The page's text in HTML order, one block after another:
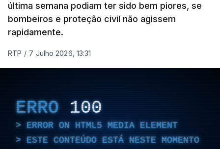
última semana podiam ter sido bem piores, se
bombeiros e proteção civil não agissem
rapidamente.
RTP / 7 Julho 2026, 13:31
ERRO 100
ERROR ON HTML5 MEDIA ELEMENT
ESTE CONTEÚDO ESTÁ NESTE MOMENTO